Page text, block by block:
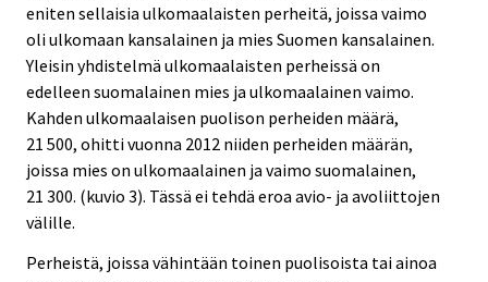
eniten sellaisia ulkomaalaisten perheitä, joissa vaimo
oli ulkomaan kansalainen ja mies Suomen kansalainen.
Yleisin yhdistelmä ulkomaalaisten perheissä on
edelleen suomalainen mies ja ulkomaalainen vaimo.
Kahden ulkomaalaisen puolison perheiden määrä,
21 500, ohitti vuonna 2012 niiden perheiden määrän,
joissa mies on ulkomaalainen ja vaimo suomalainen,
21 300. (kuvio 3). Tässä ei tehdä eroa avio- ja avoliittojen
välille.
Perheistä, joissa vähintään toinen puolisoista tai ainoa